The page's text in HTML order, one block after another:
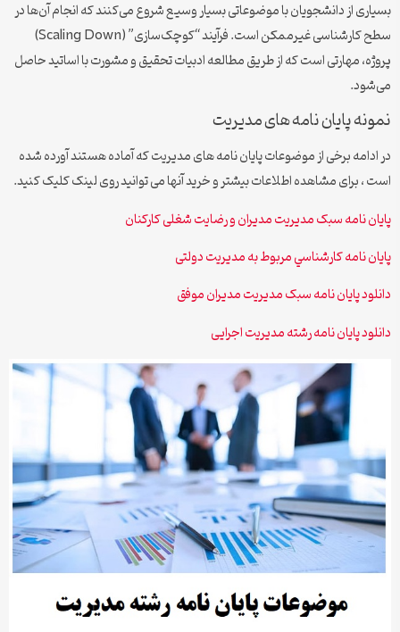
بسیاری از دانشجویان با موضوعاتی بسیار وسیع شروع می‌کنند که انجام آن‌ها در
سطح کارشناسی غیرممکن است. فرآیند “کوچک‌سازی” (Scaling Down)
پروژه، مهارتی است که از طریق مطالعه ادبیات تحقیق و مشورت با اساتید حاصل
می‌شود.
نمونه پایان نامه های مدیریت
در ادامه برخی از موضوعات پایان نامه های مدیریت که آماده هستند آورده شده
است ، برای مشاهده اطلاعات بیشتر و خرید آنها می توانید روی لینک کلیک کنید.
پایان نامه سبک مدیریت مدیران و رضایت شغلی کارکنان
پایان نامه كارشناسي مربوط به مدیریت دولتی
دانلود پایان نامه سبک مدیریت مدیران موفق
دانلود پایان نامه رشته مدیریت اجرایی